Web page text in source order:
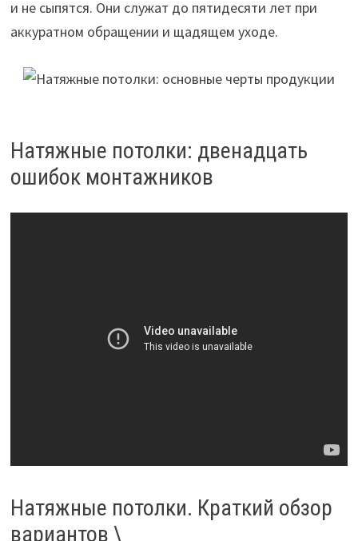
и не сыпятся. Они служат до пятидесяти лет при
аккуратном обращении и щадящем уходе.
Натяжные потолки: двенадцать
ошибок монтажников
Натяжные потолки. Краткий обзор
вариантов \